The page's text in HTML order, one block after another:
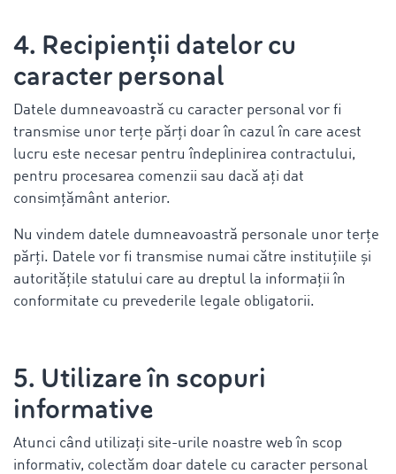
4. Recipienții datelor cu
caracter personal
Datele dumneavoastră cu caracter personal vor fi
transmise unor terțe părți doar în cazul în care acest
lucru este necesar pentru îndeplinirea contractului,
pentru procesarea comenzii sau dacă ați dat
consimțământ anterior.
Nu vindem datele dumneavoastră personale unor terțe
părți. Datele vor fi transmise numai către instituțiile și
autoritățile statului care au dreptul la informații în
conformitate cu prevederile legale obligatorii.
5. Utilizare în scopuri
informative
Atunci când utilizați site-urile noastre web în scop
informativ, colectăm doar datele cu caracter personal